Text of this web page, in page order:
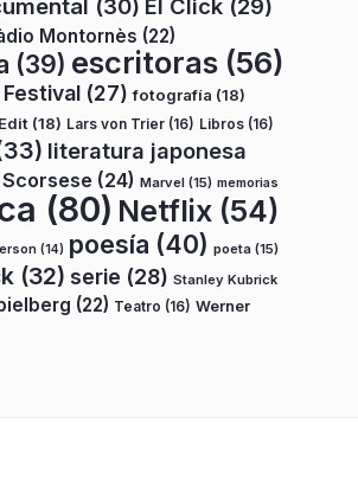
(30) El Click (29)
Montornès (22)
(39) escritoras (56)
Festival (27) fotografía (18)
(18) Lars von Trier (16) Libros (16)
literatura japonesa
(24) Marvel (15) memorias
(80) Netflix (54)
(14) poesía (40) poeta (15)
(32) serie (28) Stanley Kubrick
(22) Teatro (16) Werner